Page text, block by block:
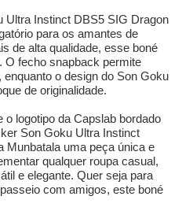
Ultra Instinct DBS5 SIG Dragon
para os amantes de
de alta qualidade, esse boné
O fecho snapback permite
o design do Son Goku
de originalidade.
logotipo da Capslab bordado
Son Goku Ultra Instinct
Munbatala uma peça única e
qualquer roupa casual,
e elegante. Quer seja para
com amigos, este boné